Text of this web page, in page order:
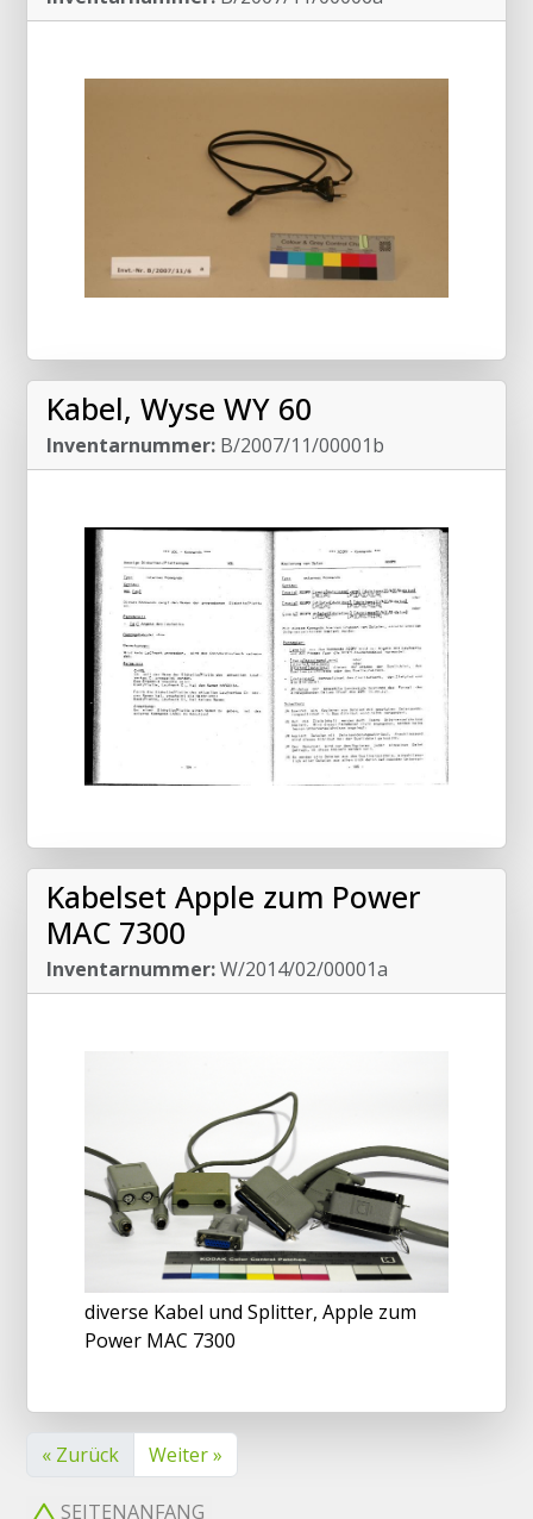
Kabel, Wyse WY 60
Inventarnummer: B/2007/11/00001b
Kabelset Apple zum Power
MAC 7300
Inventarnummer:W/2014/02/00001a
diverse Kabel und Splitter, Apple zum
Power MAC 7300
« Zurück Weiter »
SEITENANFANG